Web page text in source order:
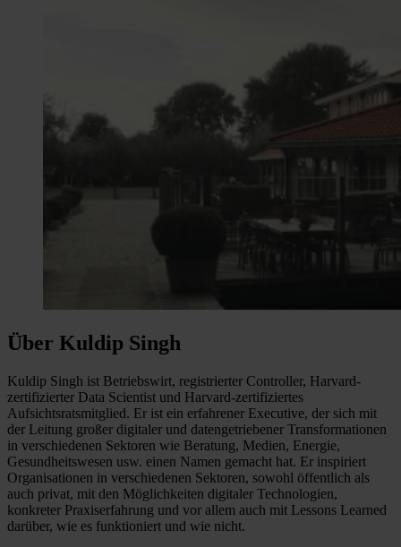
Über Kuldip Singh
Kuldip Singh ist Betriebswirt, registrierter Controller, Harvard-
zertifizierter Data Scientist und Harvard-zertifiziertes
Aufsichtsratsmitglied. Er ist ein erfahrener Executive, der sich mit
der Leitung großer digitaler und datengetriebener Transformationen
in verschiedenen Sektoren wie Beratung, Medien, Energie,
Gesundheitswesen usw. einen Namen gemacht hat. Er inspiriert
Organisationen in verschiedenen Sektoren, sowohl öffentlich als
auch privat, mit den Möglichkeiten digitaler Technologien,
konkreter Praxiserfahrung und vor allem auch mit Lessons Learned
darüber, wie es funktioniert und wie nicht.